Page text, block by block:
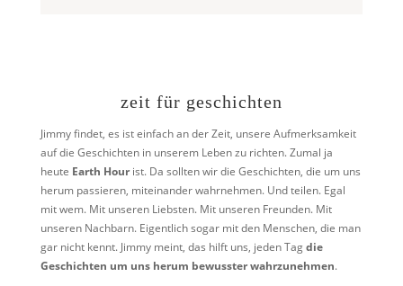
zeit für geschichten
Jimmy findet, es ist einfach an der Zeit, unsere Aufmerksamkeit
auf die Geschichten in unserem Leben zu richten. Zumal ja
heute Earth Hourist. Da sollten wir die Geschichten, die um uns
herum passieren, miteinander wahrnehmen. Und teilen. Egal
mit wem. Mit unseren Liebsten. Mit unseren Freunden. Mit
unseren Nachbarn. Eigentlich sogar mit den Menschen, die man
gar nicht kennt. Jimmy meint, das hilft uns, jeden Tagdie
Geschichten um uns herum bewusster wahrzunehmen.